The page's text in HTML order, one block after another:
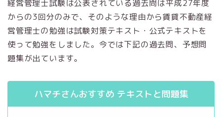
経営管理士試験は公表されている過去問は平成27年度
からの3回分のみで、そのような理由から賃貸不動産経
営管理士の勉強は試験対策テキスト・公式テキストを
使って勉強をしました。今では下記の過去問、予想問
題集が出ています。
ハマチさんおすすめ テキストと問題集